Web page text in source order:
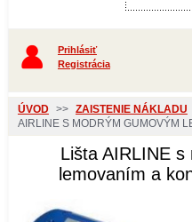
Prihlásiť
Registrácia
ÚVOD >> ZAISTENIE NÁKLADU
AIRLINE S MODRÝM GUMOVÝM
Lišta AIRLINE
lemovaním a